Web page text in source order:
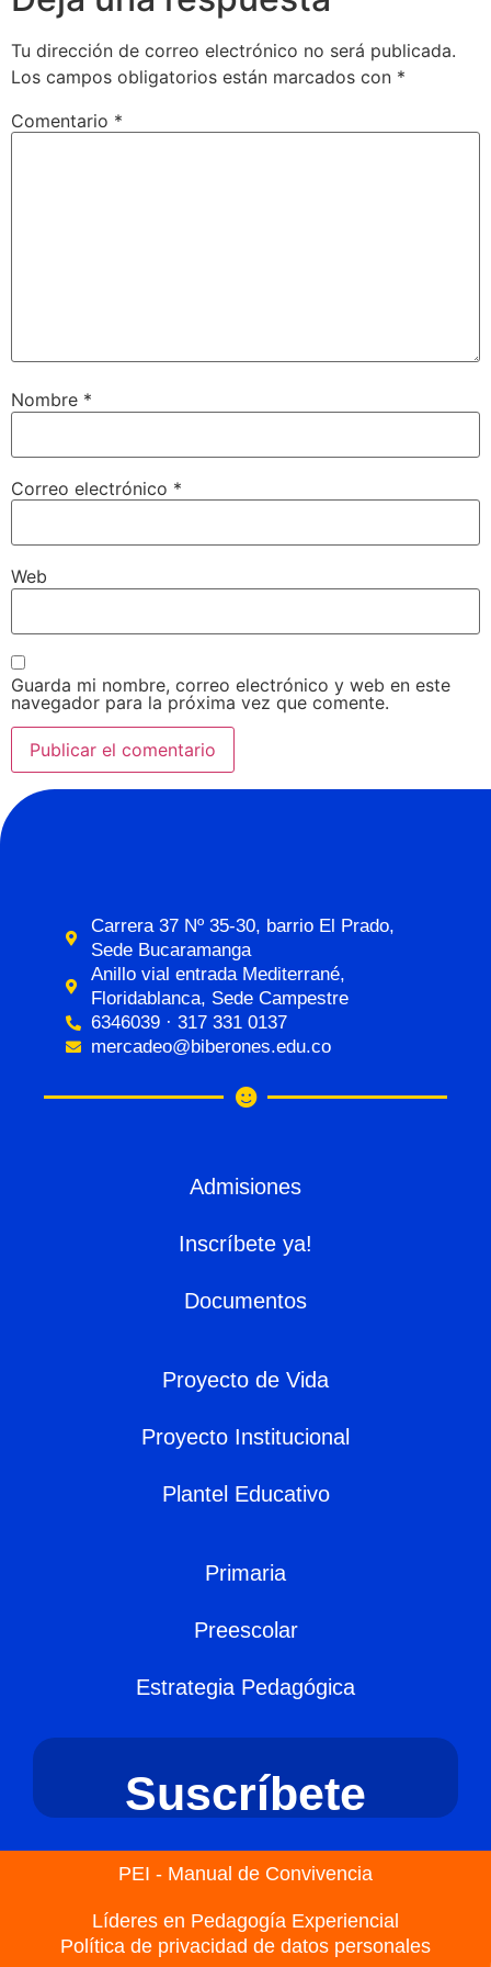
Tu dirección de correo electrónico no será publicada.
Los campos obligatorios están marcados con *
Comentario *
Nombre *
Correo electrónico *
Web
Guarda mi nombre, correo electrónico y web en este
navegador para la próxima vez que comente.
Carrera 37 Nº 35-30, barrio El Prado,
Sede Bucaramanga
Anillo vial entrada Mediterrané,
Floridablanca, Sede Campestre
6346039 · 317 331 0137
mercadeo@biberones.edu.co
Admisiones
Inscríbete ya!
Documentos
Proyecto de Vida
Proyecto Institucional
Plantel Educativo
Primaria
Preescolar
Estrategia Pedagógica
Suscríbete
PEI - Manual de Convivencia
Líderes en Pedagogía Experiencial
Política de privacidad de datos personales